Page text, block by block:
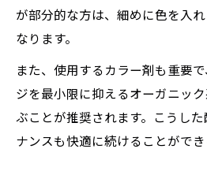
白髪ぼかしが向かない
の特徴
が部分的な方は、細めに色を入
なります。
また、使用するカラー剤も重要
ジを最小限に抑えるオーガニッ
ぶことが推奨されます。こうし
ナンスも快適に続けることができ